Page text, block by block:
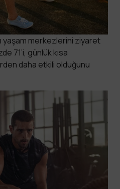
yaşam merkezlerini ziyaret
71’i, günlük kısa
daha etkili olduğunu